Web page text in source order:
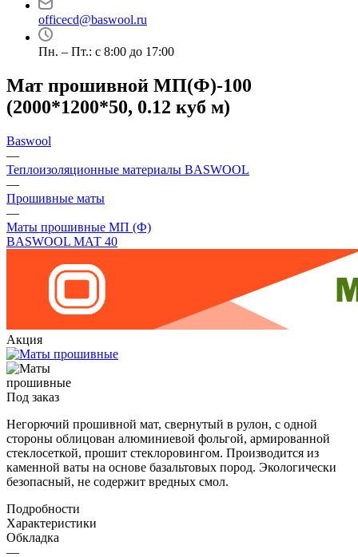
officecd@baswool.ru
Пн. – Пт.: с 8:00 до 17:00
Мат прошивной МП(Ф)-100
(2000*1200*50, 0.12 куб м)
Baswool
—
Теплоизоляционные материалы BASWOOL
—
Прошивные маты
—
Маты прошивные МП (Ф)
BASWOOL МАТ 40
Акция
Под заказ
Негорючий прошивной мат, свернутый в рулон, с одной
стороны облицован алюминиевой фольгой, армированной
стеклосеткой, прошит стеклоровингом. Производится из
каменной ваты на основе базальтовых пород. Экологически
безопасный, не содержит вредных смол.
Подробности
Характеристики
Обкладка
—